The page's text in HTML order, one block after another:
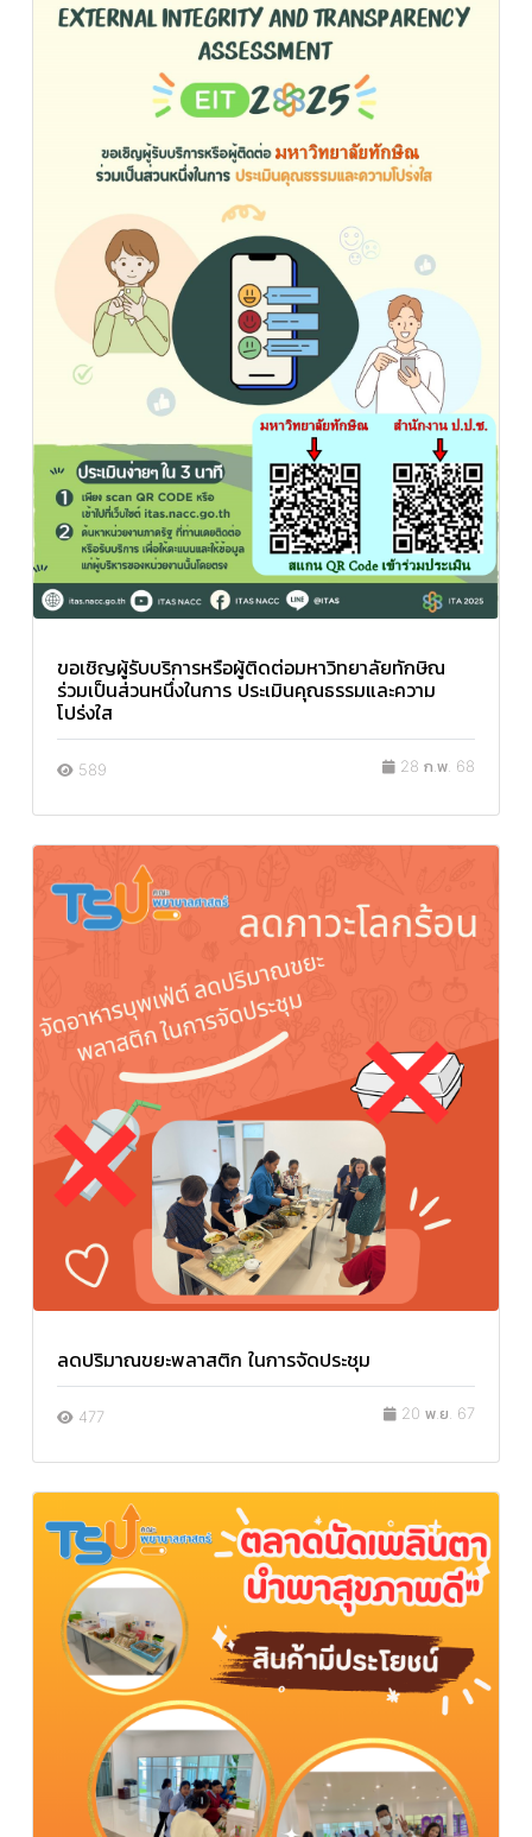
ขอเชิญผู้รับบริการหรือผู้ติดต่อมหาวิทยาลัยทักษิณ
ร่วมเป็นส่วนหนึ่งในการ ประเมินคุณธรรมและความ
โปร่งใส
589 28 ก.พ. 68
ลดปริมาณขยะพลาสติก ในการจัดประชุม
477 20 พ.ย. 67